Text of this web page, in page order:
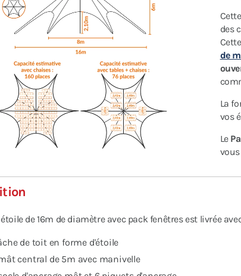
des
de
La
vos
Le
de 16m de diamètre avec pack fenêtres est livrée
de toit en forme d'étoile
central de 5m avec manivelle